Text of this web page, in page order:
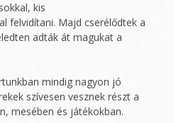
kis
felvidítani. Majd cserélődtek a
adták át magukat a
mindig nagyon jó
szívesen vesznek részt a
mesében és játékokban.